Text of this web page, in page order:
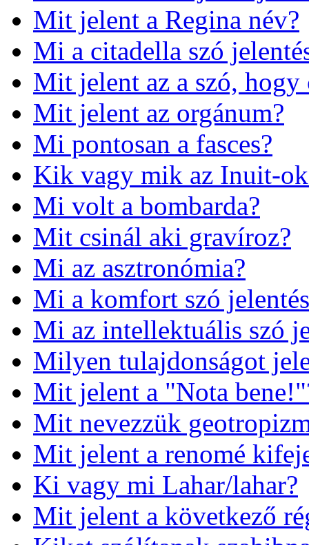
Mit jelent a Regina név?
Mi a citadella szó
Mit jelent az a szó,
Mit jelent az orgánum?
Mi pontosan a fasces?
Kik vagy mik az Inuit-
Mi volt a bombarda?
Mit csinál aki gravíroz?
Mi az asztronómia?
Mi a komfort szó
Mi az intellektuális szó
Milyen tulajdonságot
Mit jelent a "Nota
Mit nevezzük
Mit jelent a renomé
Ki vagy mi Lahar/lahar?
Mit jelent a következő